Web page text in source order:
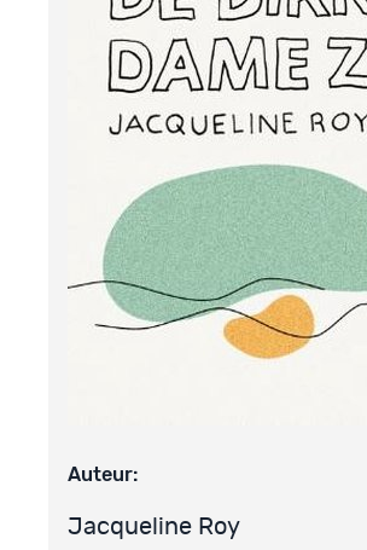
Auteur:
Jacqueline Roy